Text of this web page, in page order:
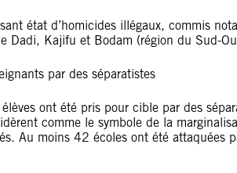
état d’homicides illégaux, commis
Dadi, Kajifu et Bodam (région du Sud-
par des séparatistes
ont été pris pour cible par des
comme le symbole de la
Au moins 42 écoles ont été attaquées